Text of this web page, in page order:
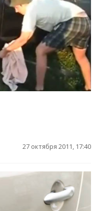
27 октября 2011, 17:40